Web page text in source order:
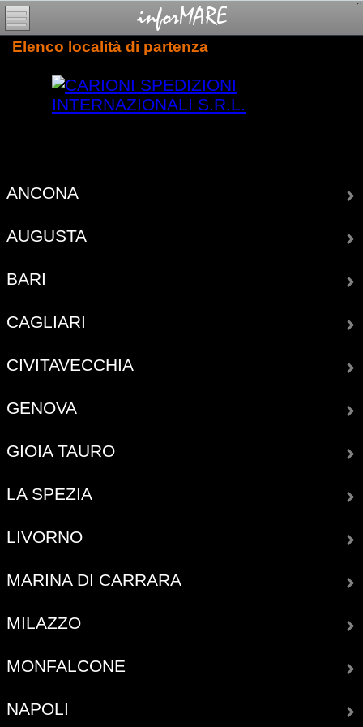
Elenco località di partenza
ANCONA
AUGUSTA
BARI
CAGLIARI
CIVITAVECCHIA
GENOVA
GIOIA TAURO
LA SPEZIA
LIVORNO
MARINA DI CARRARA
MILAZZO
MONFALCONE
NAPOLI